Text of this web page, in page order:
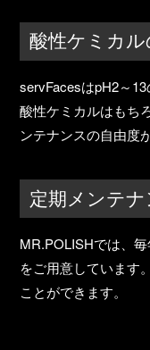
酸性ケミカル
servFacesはpH2～
酸性ケミカルはもち
ンテナンスの自由度
定期メンテナ
MR.POLISHでは、
をご用意しています
ことができます。